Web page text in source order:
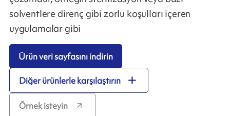
solventlere direnç gibi zorlu koşulları içeren
uygulamalar gibi
Ürün veri sayfasını indirin
Diğer ürünlerle karşılaştırın
Örnek isteyin